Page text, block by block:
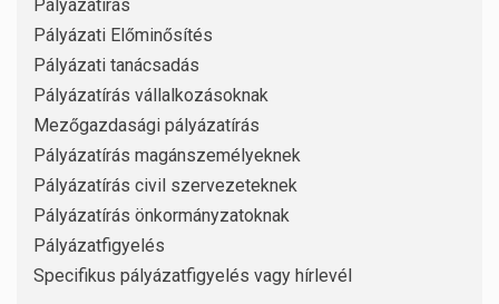
Pályázatírás
Pályázati Előminősítés
Pályázati tanácsadás
Pályázatírás vállalkozásoknak
Mezőgazdasági pályázatírás
Pályázatírás magánszemélyeknek
Pályázatírás civil szervezeteknek
Pályázatírás önkormányzatoknak
Pályázatfigyelés
Specifikus pályázatfigyelés vagy hírlevél